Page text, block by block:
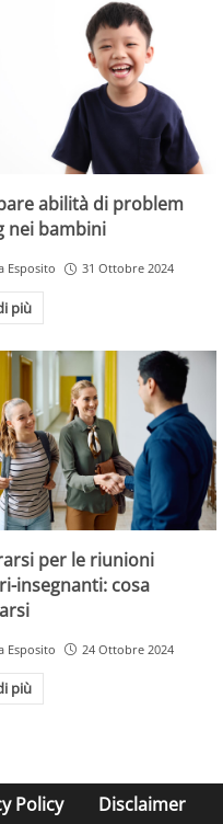
abilità di problem
nei bambini
Esposito 31 Ottobre 2024
più
per le riunioni
insegnanti: cosa
Esposito 24 Ottobre 2024
più
Policy Disclaimer